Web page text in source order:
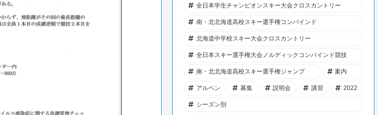
全日本学生チャンピオンスキー大会クロスカントリー
南・北北海道高校スキー選手権コンバインド
北海道中学校スキー大会クロスカントリー
全日本スキー選手権大会ノルディックコンバインド競技
南・北北海道高校スキー選手権ジャンプ 案内
アルペン 募集 説明会 講習 2022
シーズン別